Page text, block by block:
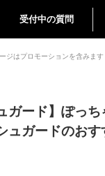
受付中の質問
ジはプロモーションを含みます
ガード】ぽっ
ュガードのおす